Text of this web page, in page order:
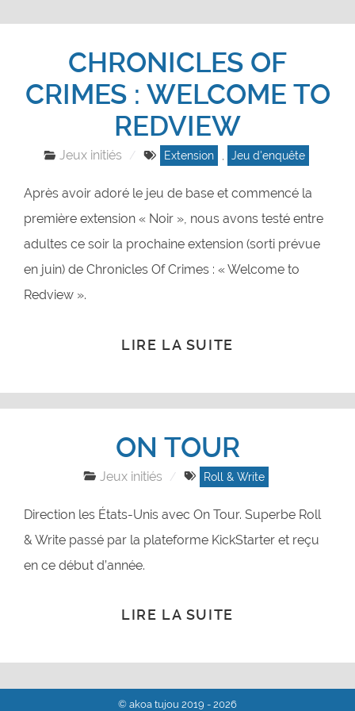
CHRONICLES OF
CRIMES : WELCOME TO
REDVIEW
Jeux initiés Extension , Jeu d'enquête
Après avoir adoré le jeu de base et commencé la
première extension « Noir », nous avons testé entre
adultes ce soir la prochaine extension (sorti prévue
en juin) de Chronicles Of Crimes : « Welcome to
Redview ».
LIRE LA SUITE
ON TOUR
Jeux initiés Roll & Write
Direction les États-Unis avec On Tour. Superbe Roll
& Write passé par la plateforme KickStarter et reçu
en ce début d’année.
LIRE LA SUITE
© akoa tujou 2019 - 2026